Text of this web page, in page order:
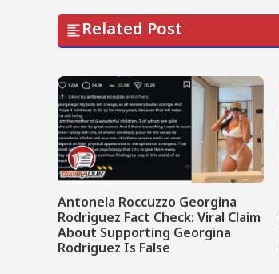
Related Post
Antonela Roccuzzo Georgina
Rodriguez Fact Check: Viral Claim
About Supporting Georgina
Rodriguez Is False